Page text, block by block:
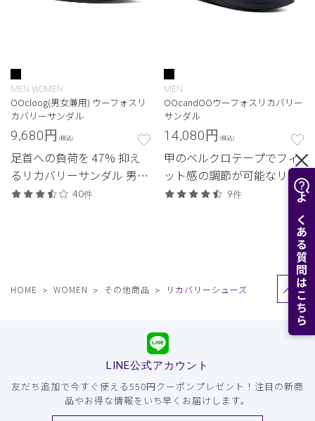
よくある質問はこちら
MEN WOMEN
OOcloog(男女兼用) ウーフォスリ
カバリーサンダル
9,680円 (税込)
足首への負荷を 47% 抑え
るリカバリーサンダル 男女
兼用クロッグサンダルモデ
40件
MEN
OOcandOOウーフォスリカバリー
サンダル
14,080円 (税込)
甲のベルクロテープでフィ
ット感の調節が可能なリカ
バリーシューズ。足首への
9件
HOME WOMEN その他商品 リカバリーシューズ
LINE公式アカウント
友だち追加で今すぐ使える550円クーポンプレゼント！注目の新商
品やお得な情報をいち早くお届けします。